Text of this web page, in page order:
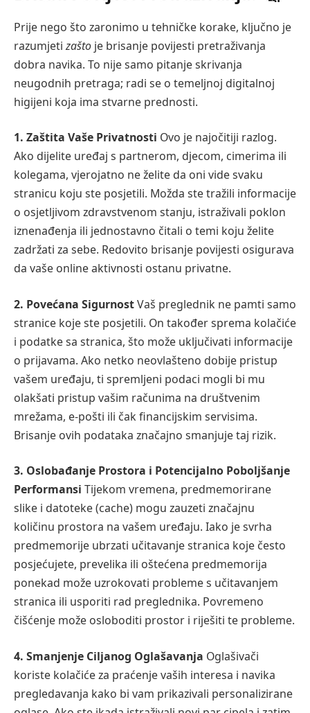
Prije nego što zaronimo u tehničke korake, ključno je
razumjetizašto je brisanje povijesti pretraživanja
dobra navika. To nije samo pitanje skrivanja
neugodnih pretraga; radi se o temeljnoj digitalnoj
higijeni koja ima stvarne prednosti.
1. Zaštita Vaše Privatnosti Ovo je najočitiji razlog.
Ako dijelite uređaj s partnerom, djecom, cimerima ili
kolegama, vjerojatno ne želite da oni vide svaku
stranicu koju ste posjetili. Možda ste tražili informacije
o osjetljivom zdravstvenom stanju, istraživali poklon
iznenađenja ili jednostavno čitali o temi koju želite
zadržati za sebe. Redovito brisanje povijesti osigurava
da vaše online aktivnosti ostanu privatne.
2. Povećana SigurnostVaš preglednik ne pamti samo
stranice koje ste posjetili. On također sprema kolačiće
i podatke sa stranica, što može uključivati informacije
o prijavama. Ako netko neovlašteno dobije pristup
vašem uređaju, ti spremljeni podaci mogli bi mu
olakšati pristup vašim računima na društvenim
mrežama, e-pošti ili čak financijskim servisima.
Brisanje ovih podataka značajno smanjuje taj rizik.
3. Oslobađanje Prostora i Potencijalno Poboljšanje
Performansi Tijekom vremena, predmemorirane
slike i datoteke (cache) mogu zauzeti značajnu
količinu prostora na vašem uređaju. Iako je svrha
predmemorije ubrzati učitavanje stranica koje često
posjećujete, prevelika ili oštećena predmemorija
ponekad može uzrokovati probleme s učitavanjem
stranica ili usporiti rad preglednika. Povremeno
čišćenje može osloboditi prostor i riješiti te probleme.
4. Smanjenje Ciljanog Oglašavanja Oglašivači
koriste kolačiće za praćenje vaših interesa i navika
pregledavanja kako bi vam prikazivali personalizirane